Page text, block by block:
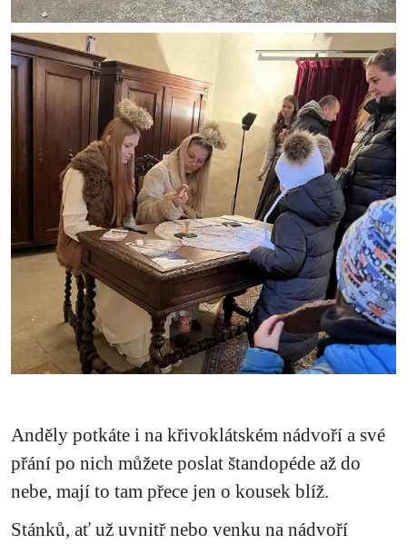
Anděly potkáte i na křivoklátském nádvoří a své
přání po nich můžete poslat štandopéde až do
nebe, mají to tam přece jen o kousek blíž.
Stánků, ať už uvnitř nebo venku na nádvoří